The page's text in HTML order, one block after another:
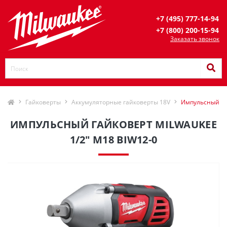
+7 (495) 777-14-94
+7 (800) 200-15-94
Заказать звонок
Гайковерты Аккумуляторные гайковерты 18V Импульсный
ИМПУЛЬСНЫЙ ГАЙКОВЕРТ MILWAUKEE
1/2" M18 BIW12-0